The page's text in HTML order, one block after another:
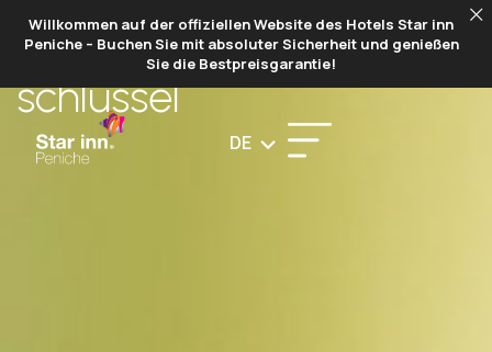
Willkommen auf der offiziellen Website des Hotels Star inn
Peniche – Buchen Sie mit absoluter Sicherheit und genießen
Sie die Bestpreisgarantie!
DE
GRÜNER
schlüssel